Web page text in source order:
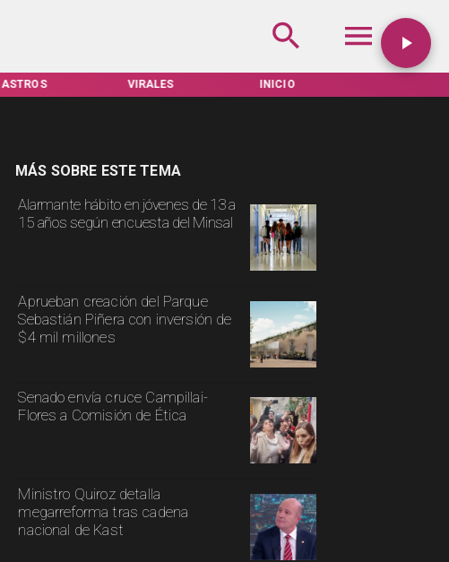
ASTROS VIRALES INICIO
Alarmante hábito en jóvenes de 13 a
15 años según encuesta del Minsal
Aprueban creación del Parque
Sebastián Piñera con inversión de
$4 mil millones
Senado envía cruce Campillai-
Flores a Comisión de Ética
Ministro Quiroz detalla
megarreforma tras cadena
nacional de Kast
MÁS SOBRE ESTE TEMA